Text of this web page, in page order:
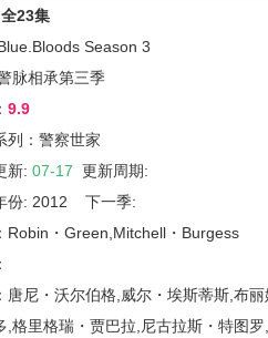
全23集
Season 3
脉相承第三季
9.9
列：警察世家
新: 07-17 更新周期:
份: 2012 下一季:
Robin・Green,Mitchell・Burgess
唐尼・沃尔伯格,威尔・埃斯蒂斯,布
,格里格瑞・贾巴拉,尼古拉斯・特图